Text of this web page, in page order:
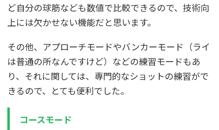
ど自分の球筋なども数値で比較できるので、技術向
上には欠かせない機能だと思います。
その他、アプローチモードやバンカーモード（ライ
は普通の所なんですけど）などの練習モードもあ
り、それに関しては、専門的なショットの練習がで
きるので、とても便利でした。
コースモード